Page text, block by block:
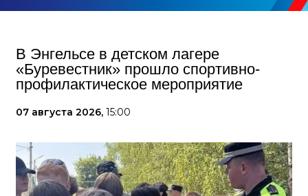
В Энгельсе в детском лагере
«Буревестник» прошло спортивно-
профилактическое мероприятие
07 августа 2026, 15:00